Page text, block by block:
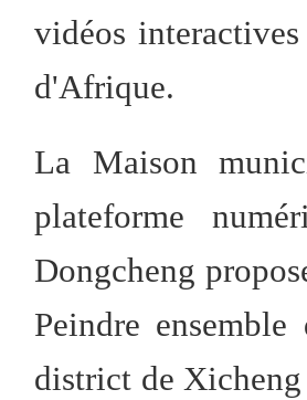
vidéos
d'Afrique.
La Maison
plateforme
Dongcheng
Peindre
district de Xicheng